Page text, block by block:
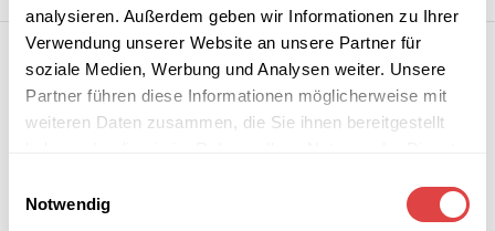
analysieren. Außerdem geben wir Informationen zu Ihrer
Verwendung unserer Website an unsere Partner für
soziale Medien, Werbung und Analysen weiter. Unsere
Partner führen diese Informationen möglicherweise mit
weiteren Daten zusammen, die Sie ihnen bereitgestellt
Notwendig